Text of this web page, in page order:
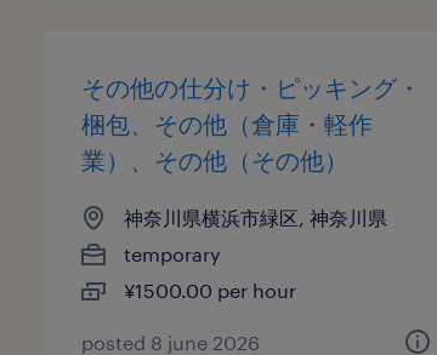
その他の仕分け・ピッキング・
梱包、その他（倉庫・軽作
業）、その他（その他）
神奈川県横浜市緑区, 神奈川県
temporary
¥1500.00 per hour
posted 8 june 2026